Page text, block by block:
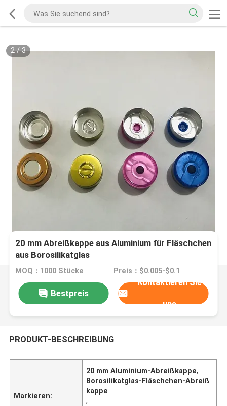
2/3
20 mm Abreißkappe aus Aluminium für Fläschchen
aus Borosilikatglas
MOQ：1000 Stücke Preis：$0.005-$0.1
Bestpreis
Kontaktieren Sie
uns
PRODUKT-BESCHREIBUNG
Markieren:
20 mm Aluminium-Abreißkappe,
Borosilikatglas-Fläschchen-Abreiß
kappe
,